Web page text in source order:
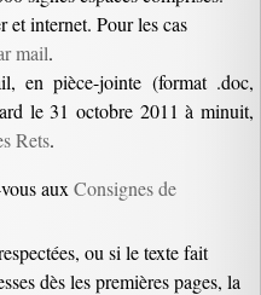
et internet. Pour les cas
mail.
en pièce-jointe (format .doc,
le 31 octobre 2011 à minuit,
Rets.
aux Consignes de
ou si le texte fait
dès les premières pages, la